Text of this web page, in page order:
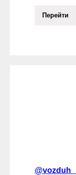
Перейти